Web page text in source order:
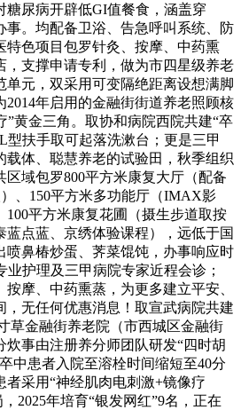
糖尿病开辟低GI值餐食，涵盖穿
事。均配备卫浴、告急呼叫系统、防
特色项目包罗针灸、按摩、中药熏
，支撑申请专利，做为市四星级养老
单元，双采用可变隔绝距离设想满脚
2014年启用的金融街街道养老照顾核
”黄金三角。取协和病院西院共建“卒
型扶手取可起落洗漱台；更是三甲
载体、聪慧养老的试验田，秋季组织
域包罗800平方米康复大厅（配备
、150平方米多功能厅（IMAX影
100平方米康复花圃（摄生步道取按
蓝点蓝、京绣体验课程），远低于国
喷鼻椿炒蛋、荠菜馄饨，办事响应时
业护理及三甲病院专家近程会诊；
摩、中药熏蒸，为更多建立平安、
，无任何优惠消息！取宣武病院共建
草金融街养老院（市西城区金融街
事由注册养分师团队研发“四时胡
中患者入院至溶栓时间缩短至40分
采用“神经肌肉电刺激+镜像疗
2025年培育“银发网红”9名，正在